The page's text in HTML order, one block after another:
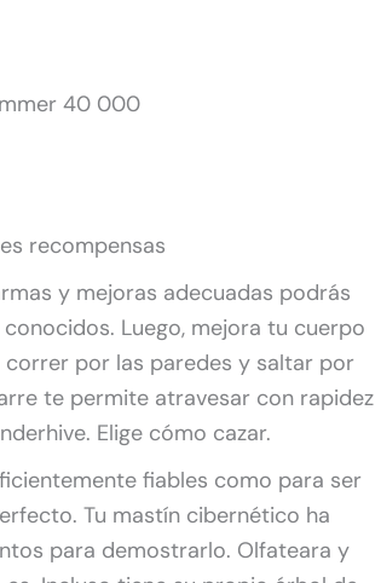
40 000
recompensas
y mejoras adecuadas podrás
Luego, mejora tu cuerpo
por las paredes y saltar por
te permite atravesar con rapidez
Elige cómo cazar.
fiables como para ser
Tu mastín cibernético ha
para demostrarlo. Olfateara y